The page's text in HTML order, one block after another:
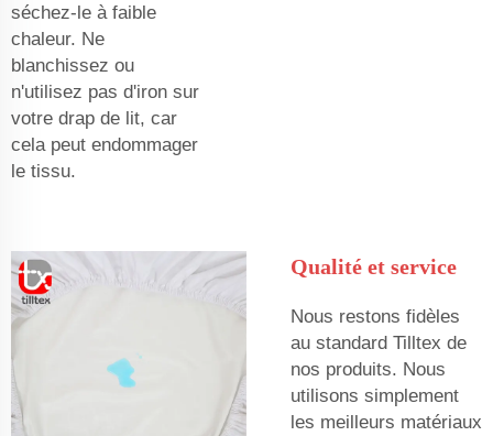
séchez-le à faible
chaleur. Ne
blanchissez ou
n'utilisez pas d'iron sur
votre drap de lit, car
cela peut endommager
le tissu.
Qualité et service
Nous restons fidèles
au standard Tilltex de
nos produits. Nous
utilisons simplement
les meilleurs matériaux